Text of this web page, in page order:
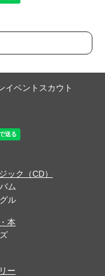
イベントスカウト
ック（CD）
ム
ル
本
ー